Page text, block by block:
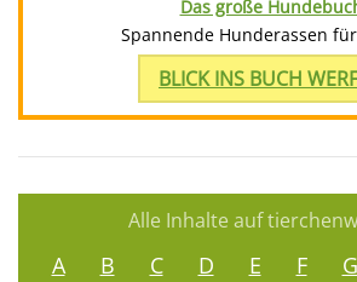
Das große
Spannende Hunderassen
BLICK INS BUCH
Alle Inhalte auf
A B C D E F G